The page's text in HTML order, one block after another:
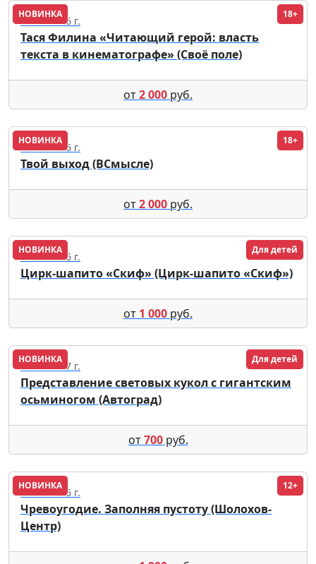
НОВИНКА 18+
12.08.2026 г.
Тася Филина «Читающий герой: власть
текста в кинематографе» (Своё поле)
от2 000 руб.
НОВИНКА 18+
12.08.2026 г.
Твой выход (ВСмысле)
от2 000 руб.
НОВИНКА Для детей
13.08.2026 г.
Цирк-шапито «Скиф» (Цирк-шапито «Скиф»)
от 1 000 руб.
НОВИНКА Для детей
20.02.2027 г.
Представление световых кукол с гигантским
осьминогом (Автоград)
от700руб.
НОВИНКА 12+
01.09.2026 г.
Чревоугодие. Заполняя пустоту (Шолохов-
Центр)